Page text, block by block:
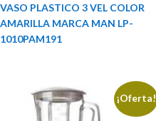
VASO PLASTICO 3 VEL COLOR
AMARILLA MARCA MAN LP-
1010PAM191
¡Oferta!